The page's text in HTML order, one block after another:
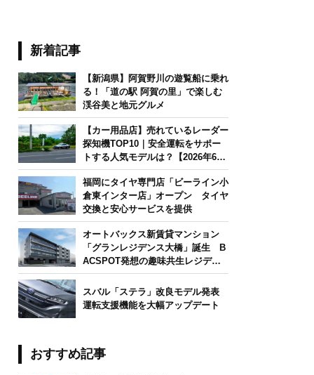
新着記事
【新潟県】阿賀野川の遊覧船に乗れ
る！「道の駅 阿賀の里」で楽しむ
渓谷美と地元グルメ
【カー用品店】売れているレーダー
探知機TOP10｜安全運転をサポー
トする人気モデルは？【2026年6月
版】
福岡にタイヤ専門店「ビーライン小
倉東インター店」オープン タイヤ
交換と安心サービスを提供
オートバックス新賃貸マンション
「グランレジデンス大橋」誕生 B
ACSPOT発想の趣味共生レジデン
ス
スバル「ステラ」改良モデル発表
運転支援機能を大幅アップデート
おすすめ記事